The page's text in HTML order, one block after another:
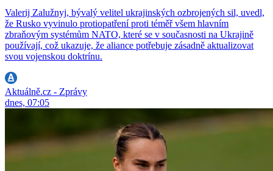
Valerij Zalužnyj, bývalý velitel ukrajinských ozbrojených sil, uvedl,
že Rusko vyvinulo protiopatření proti téměř všem hlavním
zbraňovým systémům NATO, které se v současnosti na Ukrajině
používají, což ukazuje, že aliance potřebuje zásadně aktualizovat
svou vojenskou doktrínu.
Aktuálně.cz - Zprávy
dnes, 07:05